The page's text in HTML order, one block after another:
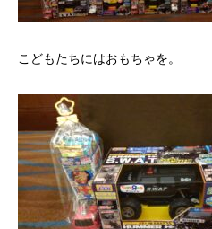
こどもたちにはおもちゃを。